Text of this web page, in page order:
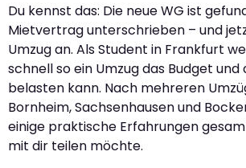
Du kennst das: Die neue WG ist
Mietvertrag unterschrieben – und
Umzug an. Als Student in Frankfurt
schnell so ein Umzug das Budget und
belasten kann. Nach mehreren
Bornheim, Sachsenhausen und
einige praktische Erfahrungen
mit dir teilen möchte.